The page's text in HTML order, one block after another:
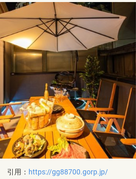
引用： https://gg88700.gorp.jp/